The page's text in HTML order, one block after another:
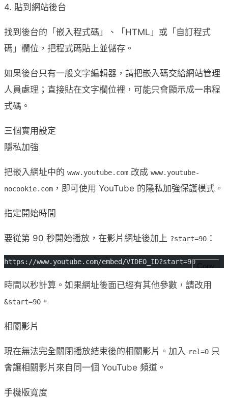
4. 貼到網站後台
找到後台的「嵌入程式碼」、「HTML」或「自訂程式
碼」欄位，把程式碼貼上並儲存。
如果後台只有一般文字編輯器，請把嵌入碼交給網站管理
人員處理；直接貼在文字欄位裡，可能只會顯示成一串程
式碼。
三個實用設定
隱私加強
把嵌入網址中的 www.youtube.com 改成 www.youtube-
nocookie.com ，即可使用 YouTube 的隱私加強保護模式。
指定開始時間
要從第 90 秒開始播放，在影片網址後加上 ?start=90 ：
https://www.youtube.com/embed/VIDEO_ID?start=90
Copy
時間以秒計算。如果網址後面已經有其他參數，請改用
&start=90 。
相關影片
現在無法完全關閉播放結束後的相關影片。加入 rel=0 只
會讓相關影片來自同一個 YouTube 頻道。
手機版寬度